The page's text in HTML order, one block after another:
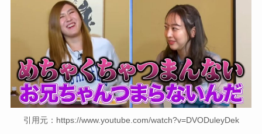
引用元：https://www.youtube.com/watch?v=DVODuleyDek